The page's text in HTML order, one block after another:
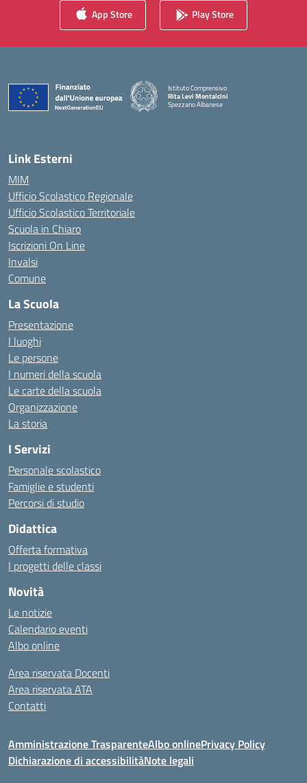
App Store Play Store
Istituto Comprensivo
Rita Levi Montalcini
Spezzano Albanese
— Visita la pagina iniziale della scuola
Link Esterni
MIM
Ufficio Scolastico Regionale
Ufficio Scolastico Territoriale
Scuola in Chiaro
Iscrizioni On Line
Invalsi
Comune
La Scuola
Presentazione
I luoghi
Le persone
I numeri della scuola
Le carte della scuola
Organizzazione
La storia
I Servizi
Personale scolastico
Famiglie e studenti
Percorsi di studio
Didattica
Offerta formativa
I progetti delle classi
Novità
Le notizie
Calendario eventi
Albo online
Area riservata Docenti
Area riservata ATA
Contatti
Amministrazione TrasparenteAlbo onlinePrivacy Policy
Dichiarazione di accessibilitàNote legali